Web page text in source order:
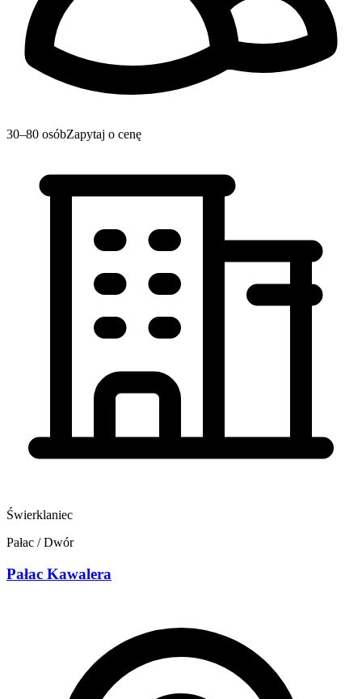
30–80 osóbZapytaj o cenę
Świerklaniec
Pałac / Dwór
Pałac Kawalera